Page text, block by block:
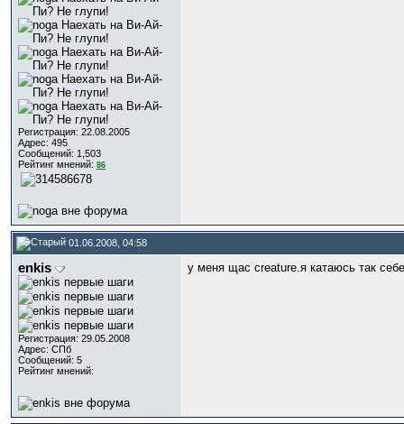
Регистрация: 22.08.2005
Адрес: 495
Сообщений: 1,503
Рейтинг мнений: 86
01.06.2008, 04:58
enkis
Регистрация: 29.05.2008
Адрес: СПб
Сообщений: 5
Рейтинг мнений:
у меня щас creature.я катаюсь так